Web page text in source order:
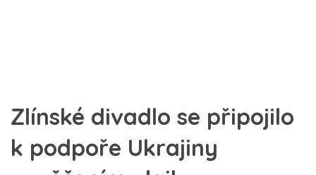
Zlínské divadlo se připojilo
k podpoře Ukrajiny